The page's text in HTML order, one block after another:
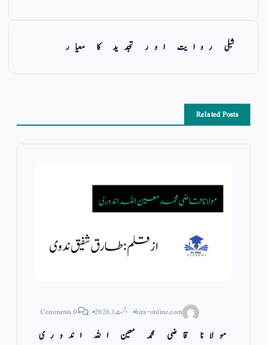
شبلی روایت اور تجدید کا معیار
Related Posts
hira-online.com اگست 1, 2026 0 Comments
مولانا قاضی محمد معین اللہ اندوری